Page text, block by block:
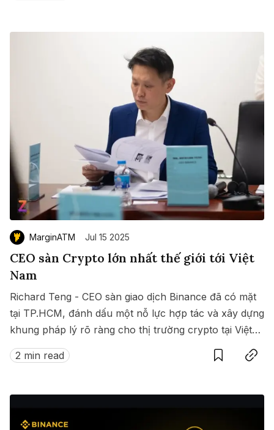
MarginATM Jul 15 2025
CEO sàn Crypto lớn nhất thế giới tới Việt
Nam
Richard Teng - CEO sàn giao dịch Binance đã có mặt
tại TP.HCM, đánh dấu một nỗ lực hợp tác và xây dựng
khung pháp lý rõ ràng cho thị trường crypto tại Việt
Nam.
2 min read
SaveCopy link